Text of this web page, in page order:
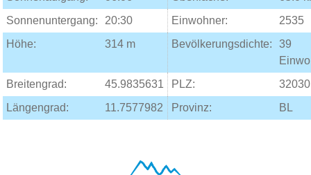
Sonnenuntergang:
20:30 Einwohner:
2535
Höhe:
314 m Bevölkerungsdichte:
39
Breitengrad:
45.9835631 PLZ:
32030
Längengrad:
11.7577982 Provinz: BL